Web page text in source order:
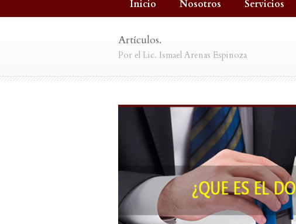
Inicio Nosotros Servicios
Artículos.
Por el Lic. Ismael Arenas Espinoza